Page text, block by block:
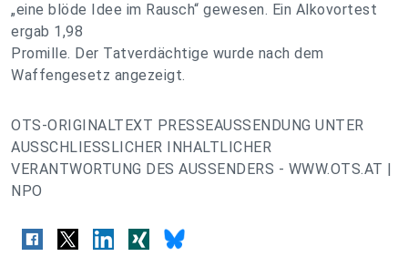
„eine blöde Idee im Rausch“ gewesen. Ein Alkovortest
ergab 1,98
Promille. Der Tatverdächtige wurde nach dem
Waffengesetz angezeigt.
OTS-ORIGINALTEXT PRESSEAUSSENDUNG UNTER
AUSSCHLIESSLICHER INHALTLICHER
VERANTWORTUNG DES AUSSENDERS - WWW.OTS.AT |
NPO